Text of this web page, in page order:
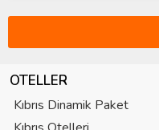
OTELLER
Kıbrıs Dinamik Paket